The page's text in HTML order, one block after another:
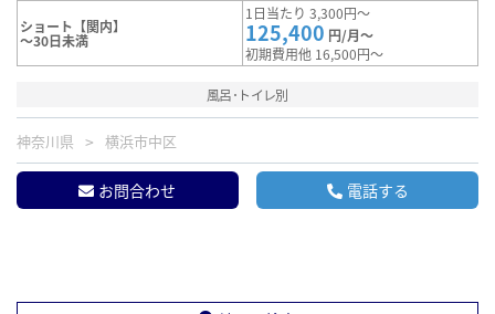
ショート【関内】
～30日未満
1日当たり 3,300円～
125,400 円/月～
初期費用他 16,500円～
風呂･トイレ別
神奈川県 横浜市中区
お問合わせ 電話する